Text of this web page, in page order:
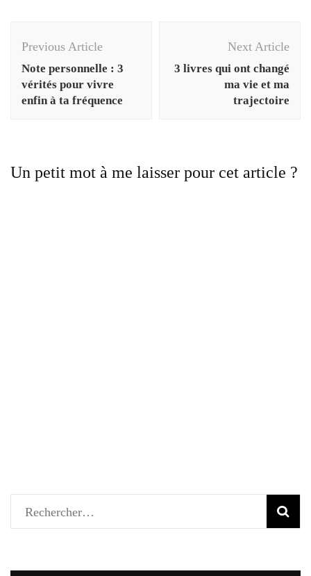
Previous Article
Note personnelle : 3
vérités pour vivre
enfin à ta fréquence
Next Article
3 livres qui ont changé
ma vie et ma
trajectoire
Un petit mot à me laisser pour cet article ?